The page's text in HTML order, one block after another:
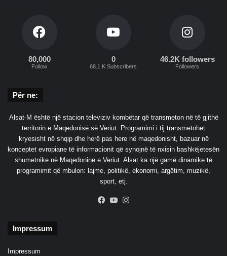
80,000
Follow
0
68.1 K Subscribers
46.2K followers
Followers
Për ne:
Alsat-M është një stacion televiziv kombëtar që transmeton në të gjithë
territorin e Maqedonisë së Veriut. Programimi i tij transmetohet
kryesisht në shqip dhe herë pas here në maqedonisht, bazuar në
konceptet evropiane të informacionit që synojnë të nxisin bashkëjetesën
shumetnike në Maqedoninë e Veriut. Alsat ka një gamë dinamike të
programimit që mbulon: lajme, politikë, ekonomi, argëtim, muzikë,
sport, etj.
Facebook
YouTube
Impressum
Impressum